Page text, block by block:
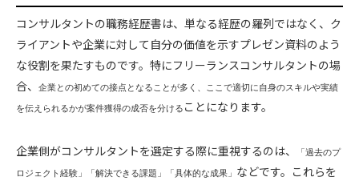
コンサルタントの職務経歴書は、単なる経歴の羅列ではなく、ク
ライアントや企業に対して自分の価値を示すプレゼン資料のよう
な役割を果たすものです。特にフリーランスコンサルタントの場
合、
企業との初めての接点となることが多く、ここで適切に自身のスキルや実績
を伝えられるかが案件獲得の成否を分ける ことになります。
企業側がコンサルタントを選定する際に重視するのは、
「過去のプ
ロジェクト経験」「解決できる課題」「具体的な成果」 などです。これらを